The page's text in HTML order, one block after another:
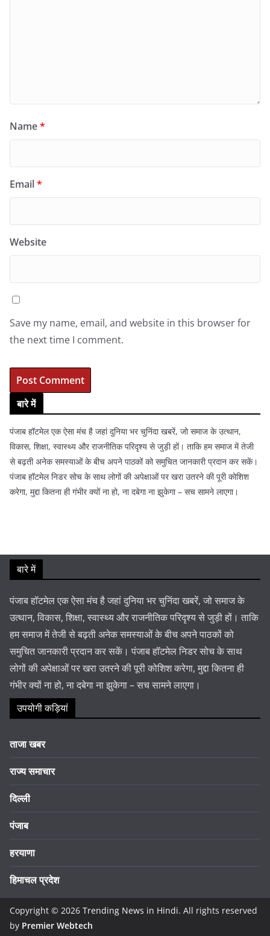
Name*
Email*
Website
Save my name, email, and website in this browser for
the next time I comment.
बारे में
पंजाब हॉटमेल एक ऐसा मंच है जहां दुनिया भर चुनिंदा खबरें, जो समाज के उत्थान,
विकास, शिक्षा, स्वास्थ्य और राजनीतिक परिदृश्य से जुड़ी हों। ताकि हम समाज में तेजी
से बढ़ती अनेक समस्याओं के बीच अपने पाठकों को समुचित जानकारी प्रदान कर सकें।
पंजाब हॉटमेल निडर सोच के साथ लोगों की अपेक्षाओं पर खरा उतरने की पूरी कोशिश
करेगा, मुद्दा कितना ही गंभीर क्यों ना हो, ना दबेगा ना झुकेगा – सच सामने लाएगा।
बारे में
पंजाब हॉटमेल एक ऐसा मंच है जहां दुनिया भर चुनिंदा खबरें, जो समाज के
उत्थान, विकास, शिक्षा, स्वास्थ्य और राजनीतिक परिदृश्य से जुड़ी हों। ताकि
हम समाज में तेजी से बढ़ती अनेक समस्याओं के बीच अपने पाठकों को
समुचित जानकारी प्रदान कर सकें। पंजाब हॉटमेल निडर सोच के साथ
लोगों की अपेक्षाओं पर खरा उतरने की पूरी कोशिश करेगा, मुद्दा कितना ही
गंभीर क्यों ना हो, ना दबेगा ना झुकेगा – सच सामने लाएगा।
उपयोगी कड़ियां
ताजा खबर
राज्य समाचार
दिल्ली
पंजाब
हरयाणा
हिमाचल प्रदेश
Copyright © 2026 Trending News in Hindi. All rights reserved
by Premier Webtech